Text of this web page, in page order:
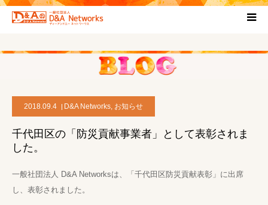
2018.09.4 D&A Networks, お知らせ
千代田区の「防災貢献事業者」として表彰されま
した。
一般社団法人 D&A Networksは、「千代田区防災貢献表彰」に出席
し、表彰されました。
HOME
プロジェクト概要
お問い合わせ